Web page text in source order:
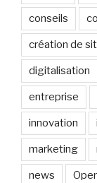
conseils
création de
digitalisation
entreprise
innovation
marketing
news